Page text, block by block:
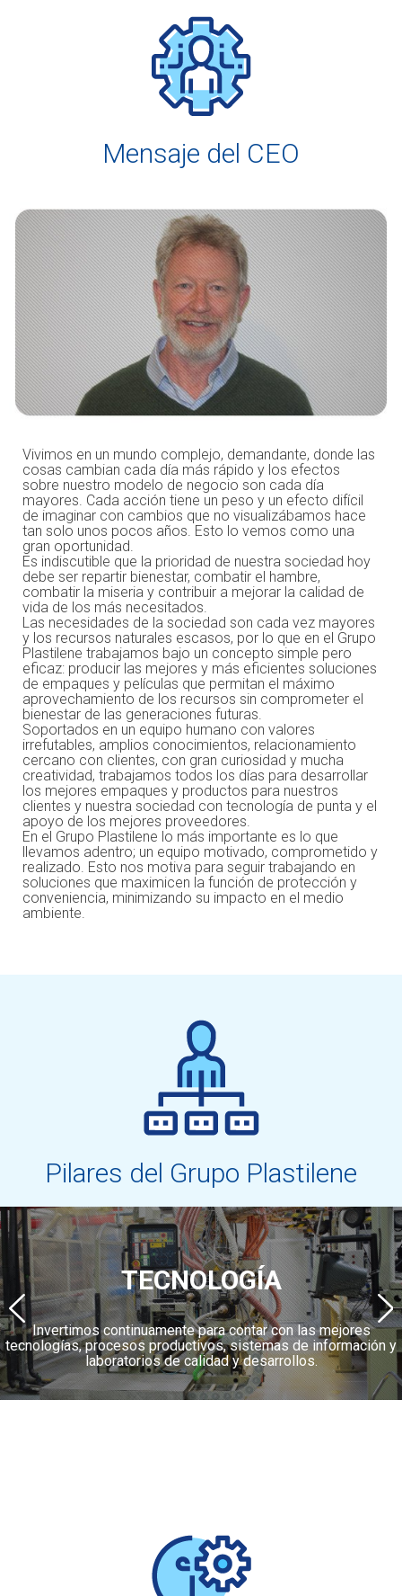
Mensaje del CEO
Vivimos en un mundo complejo, demandante, donde las
cosas cambian cada día más rápido y los efectos
sobre nuestro modelo de negocio son cada día
mayores. Cada acción tiene un peso y un efecto difícil
de imaginar con cambios que no visualizábamos hace
tan solo unos pocos años. Esto lo vemos como una
gran oportunidad.
Es indiscutible que la prioridad de nuestra sociedad hoy
debe ser repartir bienestar, combatir el hambre,
combatir la miseria y contribuir a mejorar la calidad de
vida de los más necesitados.
Las necesidades de la sociedad son cada vez mayores
y los recursos naturales escasos, por lo que en el Grupo
Plastilene trabajamos bajo un concepto simple pero
eficaz: producir las mejores y más eficientes soluciones
de empaques y películas que permitan el máximo
aprovechamiento de los recursos sin comprometer el
bienestar de las generaciones futuras.
Soportados en un equipo humano con valores
irrefutables, amplios conocimientos, relacionamiento
cercano con clientes, con gran curiosidad y mucha
creatividad, trabajamos todos los días para desarrollar
los mejores empaques y productos para nuestros
clientes y nuestra sociedad con tecnología de punta y el
apoyo de los mejores proveedores.
En el Grupo Plastilene lo más importante es lo que
llevamos adentro; un equipo motivado, comprometido y
realizado. Esto nos motiva para seguir trabajando en
soluciones que maximicen la función de protección y
conveniencia, minimizando su impacto en el medio
ambiente.
Pilares del Grupo Plastilene
TECNOLOGÍA
Invertimos continuamente para contar con las mejores
tecnologías, procesos productivos, sistemas de información y
laboratorios de calidad y desarrollos.